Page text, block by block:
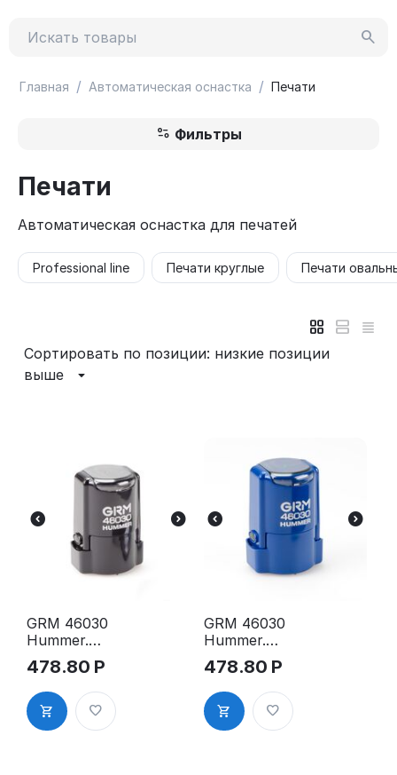
Главная / Автоматическая оснастка / Печати
Фильтры
Печати
Автоматическая оснастка для печатей
Professional line Печати круглые Печати
Сортировать по позиции: низкие позиции
выше
GRM 46030
Hummer.
Оснастка
для печати в
боксе, д.30
мм, корпус
чёрный
478.80 Р
GRM 46030
Hummer.
Оснастка
для печати в
боксе, д.30
мм, корпус
синий
478.80 Р